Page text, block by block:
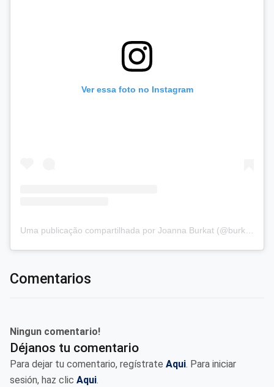
Ver essa foto no Instagram
Uma publicação compartilhada por Joanna Burkat (@burkat.joanna)
Comentarios
Ningun comentario!
Déjanos tu comentario
Para dejar tu comentario, regístrate Aqui. Para iniciar
sesión, haz clic Aqui.